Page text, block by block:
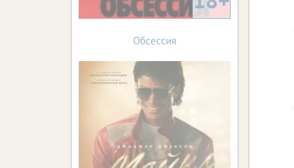
Обсессия